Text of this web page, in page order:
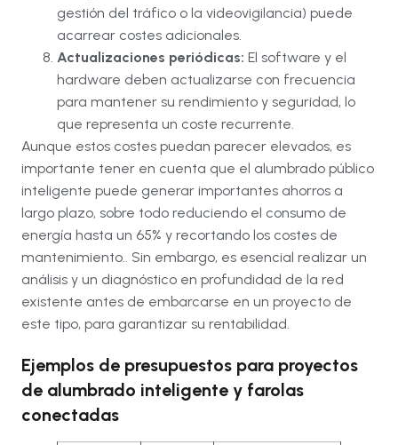
gestión del tráfico o la videovigilancia) puede
acarrear costes adicionales.
Actualizaciones periódicas: El software y el
hardware deben actualizarse con frecuencia
para mantener su rendimiento y seguridad, lo
que representa un coste recurrente.
Aunque estos costes puedan parecer elevados, es
importante tener en cuenta que el alumbrado público
inteligente puede generar importantes ahorros a
largo plazo, sobre todo reduciendo el consumo de
energía hasta un 65% y recortando los costes de
mantenimiento.. Sin embargo, es esencial realizar un
análisis y un diagnóstico en profundidad de la red
existente antes de embarcarse en un proyecto de
este tipo, para garantizar su rentabilidad.
Ejemplos de presupuestos para proyectos
de alumbrado inteligente y farolas
conectadas